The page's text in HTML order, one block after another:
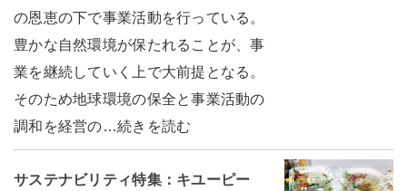
の恩恵の下で事業活動を行っている。
豊かな自然環境が保たれることが、事
業を継続していく上で大前提となる。
そのため地球環境の保全と事業活動の
調和を経営の…続きを読む
サステナビリティ特集：キユーピー